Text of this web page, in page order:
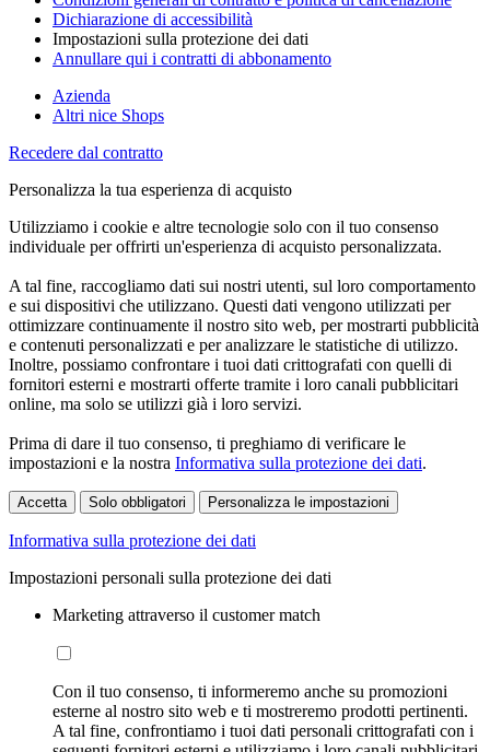
Dichiarazione di accessibilità
Impostazioni sulla protezione dei dati
Annullare qui i contratti di abbonamento
Azienda
Altri nice Shops
Recedere dal contratto
Personalizza la tua esperienza di acquisto
Utilizziamo i cookie e altre tecnologie solo con il tuo consenso
individuale per offrirti un'esperienza di acquisto personalizzata.
A tal fine, raccogliamo dati sui nostri utenti, sul loro comportamento
e sui dispositivi che utilizzano. Questi dati vengono utilizzati per
ottimizzare continuamente il nostro sito web, per mostrarti pubblicità
e contenuti personalizzati e per analizzare le statistiche di utilizzo.
Inoltre, possiamo confrontare i tuoi dati crittografati con quelli di
fornitori esterni e mostrarti offerte tramite i loro canali pubblicitari
online, ma solo se utilizzi già i loro servizi.
Prima di dare il tuo consenso, ti preghiamo di verificare le
impostazioni e la nostra Informativa sulla protezione dei dati.
Accetta Solo obbligatori Personalizza le impostazioni
Informativa sulla protezione dei dati
Impostazioni personali sulla protezione dei dati
Marketing attraverso il customer match
Con il tuo consenso, ti informeremo anche su promozioni
esterne al nostro sito web e ti mostreremo prodotti pertinenti.
A tal fine, confrontiamo i tuoi dati personali crittografati con i